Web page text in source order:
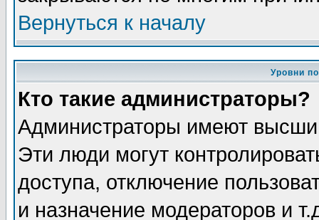
Вернуться к началу
Уровни
Кто такие администраторы?
Администраторы имеют
Эти люди могут
доступа, отключение
и назначение модераторов и